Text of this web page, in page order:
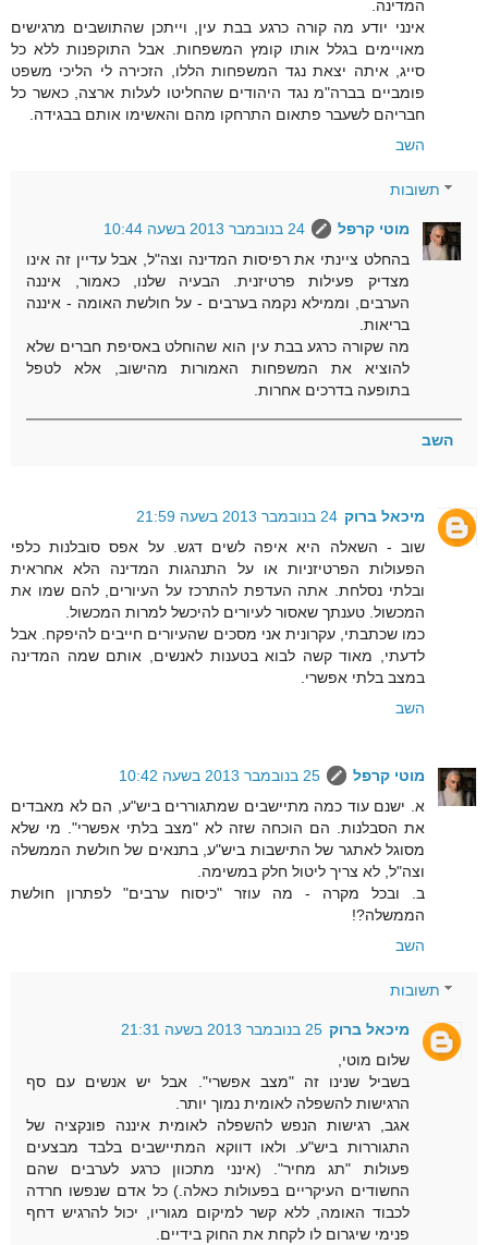
המדינה.
אינני יודע מה קורה כרגע בבת עין, וייתכן שהתושבים מרגישים
מאויימים בגלל אותו קומץ המשפחות. אבל התוקפנות ללא כל
סייג, איתה יצאת נגד המשפחות הללו, הזכירה לי הליכי משפט
פומביים בברה"מ נגד היהודים שהחליטו לעלות ארצה, כאשר כל
חבריהם לשעבר פתאום התרחקו מהם והאשימו אותם בבגידה.
השב
תשובות
מוטי קרפל
24 בנובמבר 2013 בשעה 10:44
בהחלט ציינתי את רפיסות המדינה וצה"ל, אבל עדיין זה אינו
מצדיק פעילות פרטיזנית. הבעיה שלנו, כאמור, איננה
הערבים, וממילא נקמה בערבים - על חולשת האומה - איננה
בריאות.
מה שקורה כרגע בבת עין הוא שהוחלט באסיפת חברים שלא
להוציא את המשפחות האמורות מהישוב, אלא לטפל
בתופעה בדרכים אחרות.
השב
מיכאל ברוק 24 בנובמבר 2013 בשעה 21:59
שוב - השאלה היא איפה לשים דגש. על אפס סובלנות כלפי
הפעולות הפרטיזניות או על התנהגות המדינה הלא אחראית
ובלתי נסלחת. אתה העדפת להתרכז על העיורים, להם שמו את
המכשול. טענתך שאסור לעיורים להיכשל למרות המכשול.
כמו שכתבתי, עקרונית אני מסכים שהעיורים חייבים להיפקח. אבל
לדעתי, מאוד קשה לבוא בטענות לאנשים, אותם שמה המדינה
במצב בלתי אפשרי.
השב
מוטי קרפל
25 בנובמבר 2013 בשעה 10:42
א. ישנם עוד כמה מתיישבים שמתגוררים ביש"ע, הם לא מאבדים
את הסבלנות. הם הוכחה שזה לא "מצב בלתי אפשרי". מי שלא
מסוגל לאתגר של התישבות ביש"ע, בתנאים של חולשת הממשלה
וצה"ל, לא צריך ליטול חלק במשימה.
ב. ובכל מקרה - מה עוזר "כיסוח ערבים" לפתרון חולשת
הממשלה?!
השב
תשובות
מיכאל ברוק 25 בנובמבר 2013 בשעה 21:31
שלום מוטי,
בשביל שנינו זה "מצב אפשרי". אבל יש אנשים עם סף
הרגישות להשפלה לאומית נמוך יותר.
אגב, רגישות הנפש להשפלה לאומית איננה פונקציה של
התגוררות ביש"ע. ולאו דווקא המתיישבים בלבד מבצעים
פעולות "תג מחיר". (אינני מתכוון כרגע לערבים שהם
החשודים העיקריים בפעולות כאלה.) כל אדם שנפשו חרדה
לכבוד האומה, ללא קשר למיקום מגוריו, יכול להרגיש דחף
פנימי שיגרום לו לקחת את החוק בידיים.